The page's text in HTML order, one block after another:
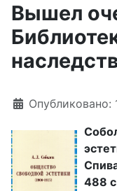
Вышел
Информация о
Опубликовано:
488